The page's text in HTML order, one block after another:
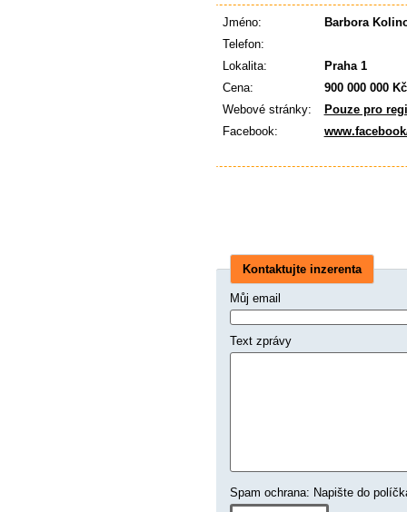
Jméno:
Barbora
Telefon:
Lokalita:
Praha 1
Cena:
900 000 000 Kč
Webové stránky:
Pouze pro
Facebook:
Kontaktujte inzerenta
Můj email
Text zprávy
Spam ochrana: